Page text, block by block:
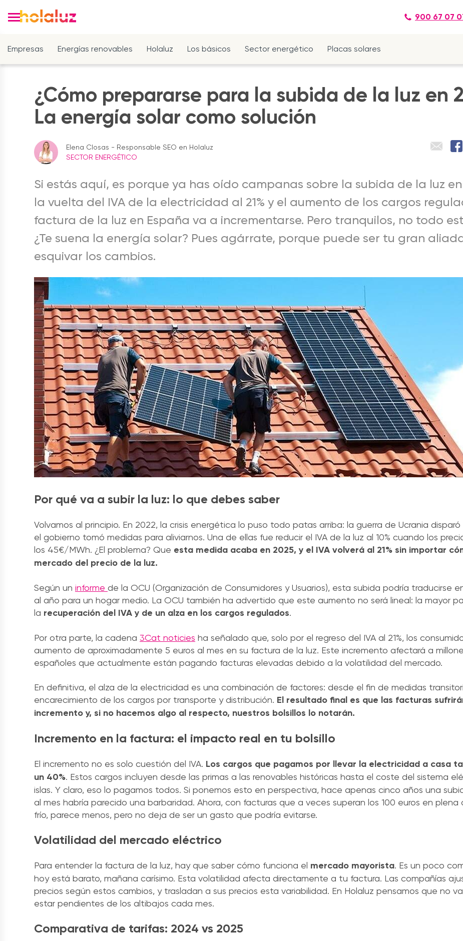
900 67 07
Empresas Energías renovables Holaluz Los básicos Sector energético Placas solares
¿Cómo prepararse para la subida de la luz en
La energía solar como solución
Elena Closas - Responsable SEO en Holaluz
SECTOR ENERGÉTICO
Si estás aquí, es porque ya has oído campanas sobre la subida de la luz en
la vuelta del IVA de la electricidad al 21% y el aumento de los cargos
factura de la luz en España va a incrementarse. Pero tranquilos, no todo
¿Te suena la energía solar? Pues agárrate, porque puede ser tu gran
esquivar los cambios.
Por qué va a subir la luz: lo que debes saber
Volvamos al principio. En 2022, la crisis energética lo puso todo patas arriba: la guerra de Ucrania disparó
el gobierno tomó medidas para aliviarnos. Una de ellas fue reducir el IVA de la luz al 10% cuando los
los 45€/MWh. ¿El problema? Que esta medida acaba en 2025, y el IVA volverá al 21% sin importar
mercado del precio de la luz.
Según un informe de la OCU (Organización de Consumidores y Usuarios), esta subida podría traducirse
al año para un hogar medio. La OCU también ha advertido que este aumento no será lineal: la mayor
la recuperación del IVA y de un alza en los cargos regulados.
Por otra parte, la cadena 3Cat noticies ha señalado que, solo por el regreso del IVA al 21%, los
aumento de aproximadamente 5 euros al mes en su factura de la luz. Este incremento afectará a
españoles que actualmente están pagando facturas elevadas debido a la volatilidad del mercado.
En definitiva, el alza de la electricidad es una combinación de factores: desde el fin de medidas
encarecimiento de los cargos por transporte y distribución. El resultado final es que las facturas
incremento y, si no hacemos algo al respecto, nuestros bolsillos lo notarán.
Incremento en la factura: el impacto real en tu bolsillo
El incremento no es solo cuestión del IVA. Los cargos que pagamos por llevar la electricidad a casa
un 40%. Estos cargos incluyen desde las primas a las renovables históricas hasta el coste del sistema
islas. Y claro, eso lo pagamos todos. Si ponemos esto en perspectiva, hace apenas cinco años una
al mes habría parecido una barbaridad. Ahora, con facturas que a veces superan los 100 euros en plena
frío, parece menos, pero no deja de ser un gasto que podría evitarse.
Volatilidad del mercado eléctrico
Para entender la factura de la luz, hay que saber cómo funciona el mercado mayorista. Es un poco
hoy está barato, mañana carísimo. Esta volatilidad afecta directamente a tu factura. Las compañías
precios según estos cambios, y trasladan a sus precios esta variabilidad. En Holaluz pensamos que no
estar pendientes de los altibajos cada mes.
Comparativa de tarifas: 2024 vs 2025